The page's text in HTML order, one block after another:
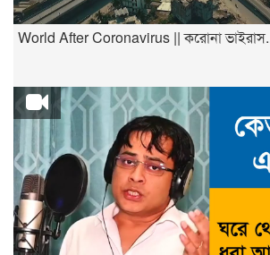
World After Coronavirus || করোনা